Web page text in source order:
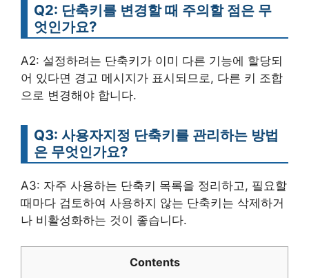
Q2: 단축키를 변경할 때 주의할 점은 무
엇인가요?
A2: 설정하려는 단축키가 이미 다른 기능에 할당되
어 있다면 경고 메시지가 표시되므로, 다른 키 조합
으로 변경해야 합니다.
Q3: 사용자지정 단축키를 관리하는 방법
은 무엇인가요?
A3: 자주 사용하는 단축키 목록을 정리하고, 필요할
때마다 검토하여 사용하지 않는 단축키는 삭제하거
나 비활성화하는 것이 좋습니다.
Contents